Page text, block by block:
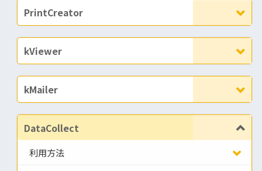
PrintCreator
kViewer
kMailer
DataCollect
利用方法